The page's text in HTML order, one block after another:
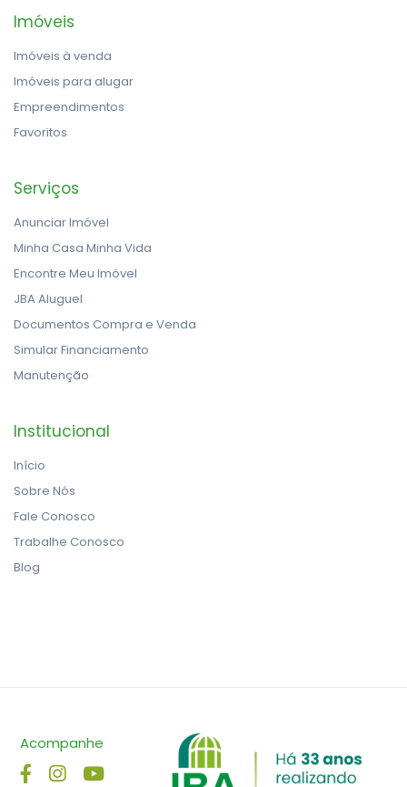
Imóveis
Imóveis à venda
Imóveis para alugar
Empreendimentos
Favoritos
Serviços
Anunciar Imóvel
Minha Casa Minha Vida
Encontre Meu Imóvel
JBA Aluguel
Documentos Compra e Venda
Simular Financiamento
Manutenção
Institucional
Início
Sobre Nós
Fale Conosco
Trabalhe Conosco
Blog
Acompanhe